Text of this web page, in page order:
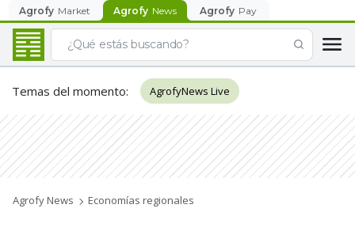
Agrofy Market Agrofy News Agrofy Pay
Temas del momento: AgrofyNews Live
Agrofy News Economías regionales